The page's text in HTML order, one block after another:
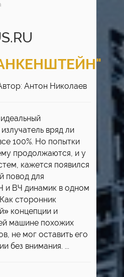
Антон Николаев
вряд ли
100%. Но попытки
продолжаются, и у
кажется появился
повод для
и ВЧ динамик в одном
сторонник
концепции и
машине похожих
не мог оставить его
без внимания. ...